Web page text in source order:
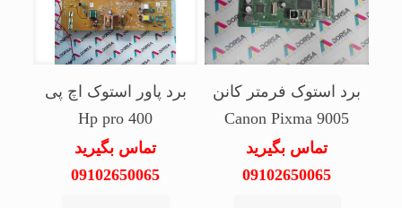
برد استوک فرمتر کانن
Canon Pixma 9005
تماس بگیرید
09102650065
برد پاور استوک اچ پی
Hp pro 400
تماس بگیرید
09102650065